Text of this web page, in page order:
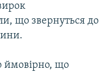
що звернуться до
ймовірно, що